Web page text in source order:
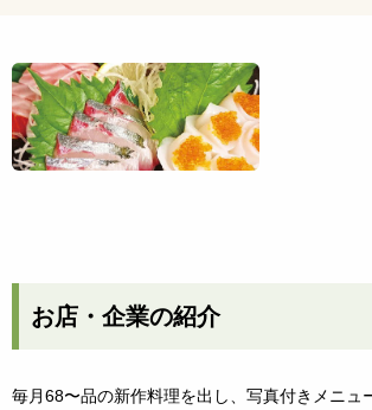
お店・企業の紹介
毎月68〜品の新作料理を出し、写真付きメニュ